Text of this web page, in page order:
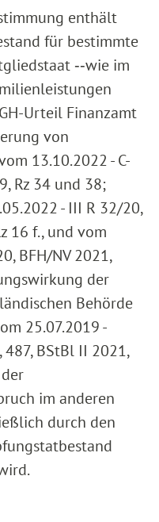
enthält
für bestimmte
‑‑wie im
Urteil Finanzamt
von
13.10.2022 - C-
Rz 34 und 38;
- III R 32/20,
16 f., und vom
BFH/NV 2021,
der
Behörde
25.07.2019 -
487, BStBl II 2021,
im anderen
durch den